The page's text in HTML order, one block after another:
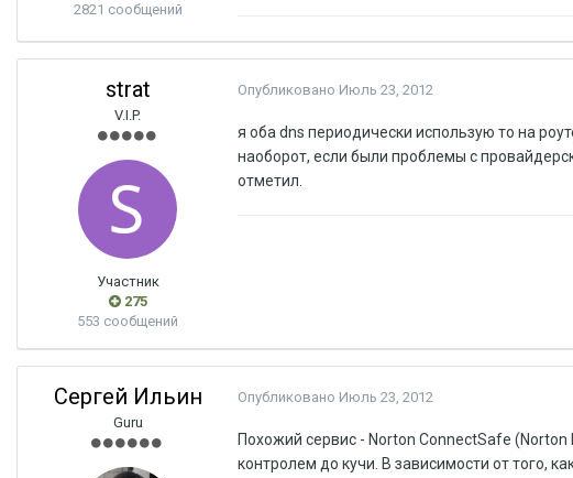
2821 сообщений
strat
V.I.P.
Участник
275
553 сообщений
Опубликовано Июль 23, 2012
я оба dns периодически использую то на
наоборот, если были проблемы с
отметил.
Сергей Ильин
Guru
Опубликовано Июль 23, 2012
Похожий сервис - Norton ConnectSafe
контролем до кучи. В зависимости от того,